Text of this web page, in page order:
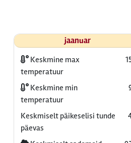
jaanuar
Keskmine max
temperatuur
Keskmine min
temperatuur
Keskmiselt päikeselisi tunde
päevas